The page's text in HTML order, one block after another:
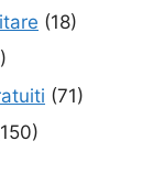
(18)
(71)